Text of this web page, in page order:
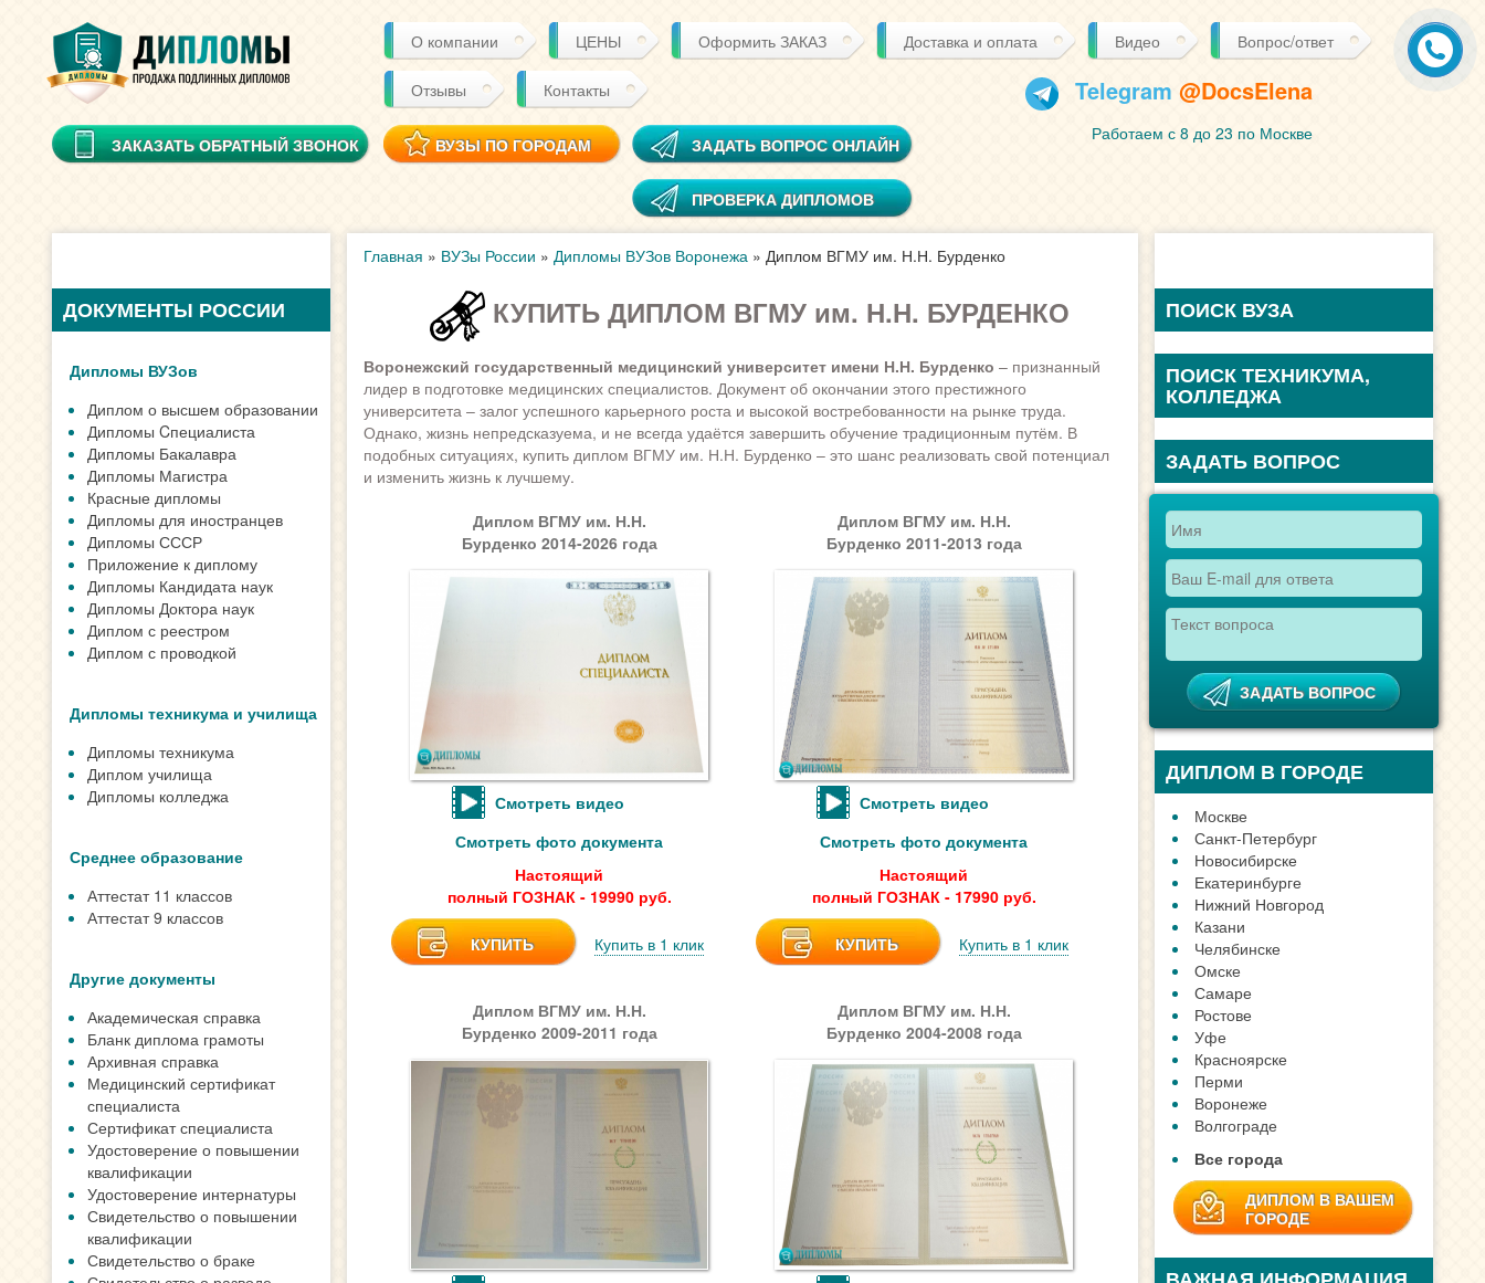
О компании ЦЕНЫ Оформить ЗАКАЗ Доставка и оплата Видео Вопрос/ответ
Отзывы Контакты
ЗАКАЗАТЬ ОБРАТНЫЙ ЗВОНОК ВУЗЫ ПО ГОРОДАМ ЗАДАТЬ ВОПРОС ОНЛАЙН
ПРОВЕРКА ДИПЛОМОВ
Telegram @DocsElena
Работаем с 8 до 23 по Москве
ДОКУМЕНТЫ РОССИИ
Дипломы ВУЗов
Диплом о высшем образовании
Дипломы Cпециалиста
Дипломы Бакалавра
Дипломы Магистра
Красные дипломы
Дипломы для иностранцев
Дипломы СССР
Приложение к диплому
Дипломы Кандидата наук
Дипломы Доктора наук
Диплом с реестром
Диплом с проводкой
Дипломы техникума и училища
Дипломы техникума
Диплом училища
Дипломы колледжа
Среднее образование
Аттестат 11 классов
Аттестат 9 классов
Другие документы
Академическая справка
Бланк диплома грамоты
Архивная справка
Медицинский сертификат
специалиста
Сертификат специалиста
Удостоверение о повышении
квалификации
Удостоверение интернатуры
Свидетельство о повышении
квалификации
Свидетельство о браке
Главная » ВУЗы России » Дипломы ВУЗов Воронежа» Диплом ВГМУ им. Н.Н. Бурденко
КУПИТЬ ДИПЛОМ ВГМУ им. Н.Н. БУРДЕНКО
Воронежский государственный медицинский университет имени Н.Н. Бурденко – признанный
лидер в подготовке медицинских специалистов. Документ об окончании этого престижного
университета – залог успешного карьерного роста и высокой востребованности на рынке труда.
Однако, жизнь непредсказуема, и не всегда удаётся завершить обучение традиционным путём. В
подобных ситуациях, купить диплом ВГМУ им. Н.Н. Бурденко – это шанс реализовать свой потенциал
и изменить жизнь к лучшему.
Диплом ВГМУ им. Н.Н.
Бурденко 2014-2026 года
Смотреть видео
Смотреть фото документа
Настоящий
полный ГОЗНАК - 19990 руб.
КУПИТЬ Купить в 1 клик
Диплом ВГМУ им. Н.Н.
Бурденко 2011-2013 года
Смотреть видео
Смотреть фото документа
Настоящий
полный ГОЗНАК - 17990 руб.
КУПИТЬ Купить в 1 клик
Диплом ВГМУ им. Н.Н.
Бурденко 2009-2011 года
Диплом ВГМУ им. Н.Н.
Бурденко 2004-2008 года
ПОИСК ВУЗА
ПОИСК ТЕХНИКУМА,
КОЛЛЕДЖА
ЗАДАТЬ ВОПРОС